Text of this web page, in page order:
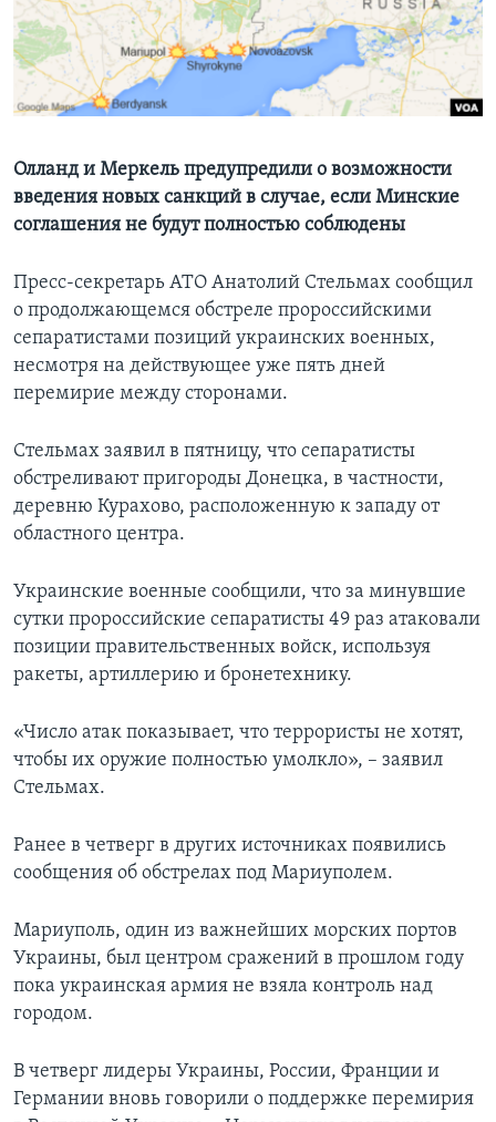
Learning English
СОЦИАЛЬНЫЕ СЕТИ
Языки
Олланд и Меркель предупредили о возможности
введения новых санкций в случае, если Минские
соглашения не будут полностью соблюдены
Пресс-секретарь АТО Анатолий Стельмах сообщил
о продолжающемся обстреле пророссийскими
сепаратистами позиций украинских военных,
несмотря на действующее уже пять дней
перемирие между сторонами.
Стельмах заявил в пятницу, что сепаратисты
обстреливают пригороды Донецка, в частности,
деревню Курахово, расположенную к западу от
областного центра.
Украинские военные сообщили, что за минувшие
сутки пророссийские сепаратисты 49 раз атаковали
позиции правительственных войск, используя
ракеты, артиллерию и бронетехнику.
«Число атак показывает, что террористы не хотят,
чтобы их оружие полностью умолкло», – заявил
Стельмах.
Ранее в четверг в других источниках появились
сообщения об обстрелах под Мариуполем.
Мариуполь, один из важнейших морских портов
Украины, был центром сражений в прошлом году
пока украинская армия не взяла контроль над
городом.
В четверг лидеры Украины, России, Франции и
Германии вновь говорили о поддержке перемирия